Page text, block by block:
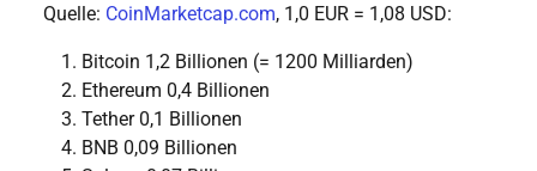
Quelle: CoinMarketcap.com, 1,0 EUR = 1,08 USD:
Bitcoin 1,2 Billionen (= 1200 Milliarden)
Ethereum 0,4 Billionen
Tether 0,1 Billionen
BNB 0,09 Billionen